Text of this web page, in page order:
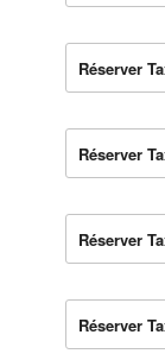
Réserver
Réserver
Réserver
Réserver